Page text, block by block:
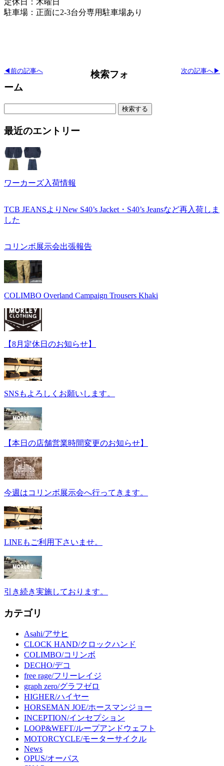
定休日：木曜日
駐車場：正面に2-3台分専用駐車場あり
次の記事へ▶
◀前の記事へ
検索フォ
ーム
最近のエントリー
ワーカーズ入荷情報
TCB JEANSよりNew S40’s Jacket・S40’s Jeansなど再入荷しま
した
コリンボ展示会出張報告
COLIMBO Overland Campaign Trousers Khaki
【8月定休日のお知らせ】
SNSもよろしくお願いします。
【本日の店舗営業時間変更のお知らせ】
今週はコリンボ展示会へ行ってきます。
LINEもご利用下さいませ。
引き続き実施しております。
カテゴリ
Asahi/アサヒ
CLOCK HAND/クロックハンド
COLIMBO/コリンボ
DECHO/デコ
free rage/フリーレイジ
graph zero/グラフゼロ
HIGHER/ハイヤー
HORSEMAN JOE/ホースマンジョー
INCEPTION/インセプション
LOOP&WEFT/ループアンドウェフト
MOTORCYCLE/モーターサイクル
News
OPUS/オーパス